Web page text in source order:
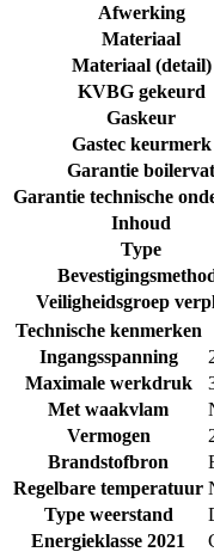
Afwerking
Materiaal
Materiaal (detail)
KVBG gekeurd
Gaskeur
Gastec keurmerk
Garantie boilervat
Garantie technische
Inhoud
Type
Veiligheidsgroep
Technische kenmerken
Ingangsspanning
Maximale werkdruk
Met waakvlam
Vermogen
Brandstofbron
Regelbare temperatuur
Type weerstand
Energieklasse 2021